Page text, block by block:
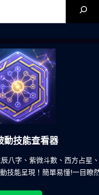
動技能查看器
八字、紫微斗數、西方占星
技能呈現！簡單易懂!一目瞭